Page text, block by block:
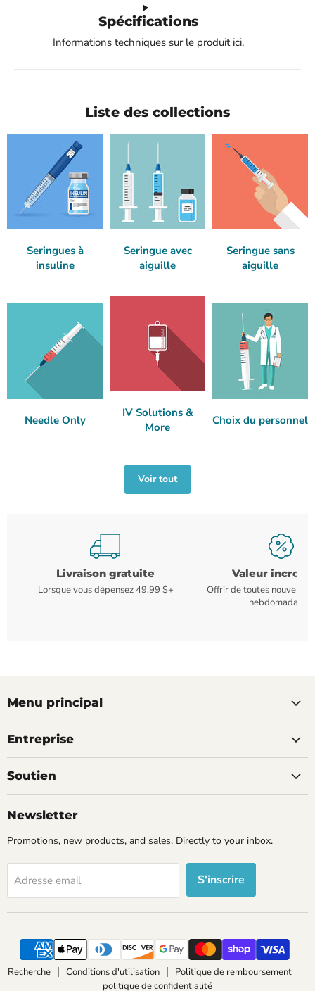
Spécifications
Informations techniques sur le produit ici.
Liste des collections
Seringues à
insuline
Seringue avec
aiguille
Seringue sans
aiguille
Needle Only
IV Solutions &
More
Choix du personnel
Voir tout
Livraison gratuite
Lorsque vous dépensez 49,99 $+
Valeur
Offrir de toutes nouvelles
hebdomadaires
Menu principal
Entreprise
Soutien
Newsletter
Promotions, new products, and sales. Directly to your inbox.
Adresse email S'inscrire
Recherche Conditions d'utilisation
Politique de remboursement
politique de confidentialité